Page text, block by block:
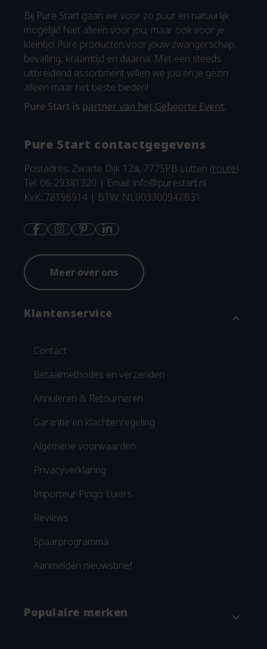
Bij Pure Start gaan we voor zo puur en natuurlijk
mogelijk! Niet alleen voor jou, maar ook voor je
kleintje! Pure producten voor jouw zwangerschap,
bevalling, kraamtijd en daarna. Met een steeds
uitbreidend assortiment willen we jou én je gezin
alleen maar het beste bieden!
Pure Start is partner van het Geboorte Event.
Pure Start contactgegevens
Postadres: Zwarte Dijk 12a, 7775PB Lutten (route)
Tel: 06-29381320 | Email: info@purestart.nl
KvK: 78196914 | BTW: NL003300947B31
Meer over ons
Klantenservice expand_more
Contact
Betaalmethodes en verzenden
Annuleren & Retourneren
Garantie en klachtenregeling
Algemene voorwaarden
Privacyverklaring
Importeur Pingo Luiers
Reviews
Spaarprogramma
Aanmelden nieuwsbrief
Populaire merken expand_more